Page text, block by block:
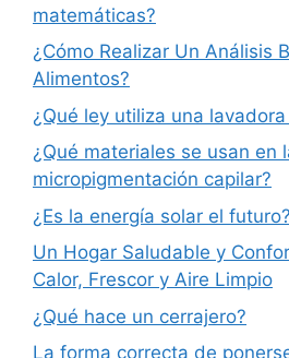
matemáticas?
¿Cómo Realizar Un Análisis
Alimentos?
¿Qué ley utiliza una
¿Qué materiales se usan en
micropigmentación capilar?
¿Es la energía solar el futuro?
Un Hogar Saludable y
Calor, Frescor y Aire Limpio
¿Qué hace un cerrajero?
La forma correcta de